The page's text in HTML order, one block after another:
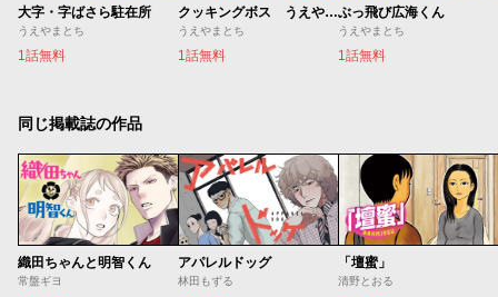
大字・字ばさら駐在所
うえやまとち
1話無料
クッキングボス うえやまとち初期作品集
うえやまとち
1話無料
ぶっ飛び広海くん
うえやまとち
1話無料
同じ掲載誌の作品
織田ちゃんと明智くん
常盤ギヨ
アパレルドッグ
林田もずる
「壇蜜」
清野とおる